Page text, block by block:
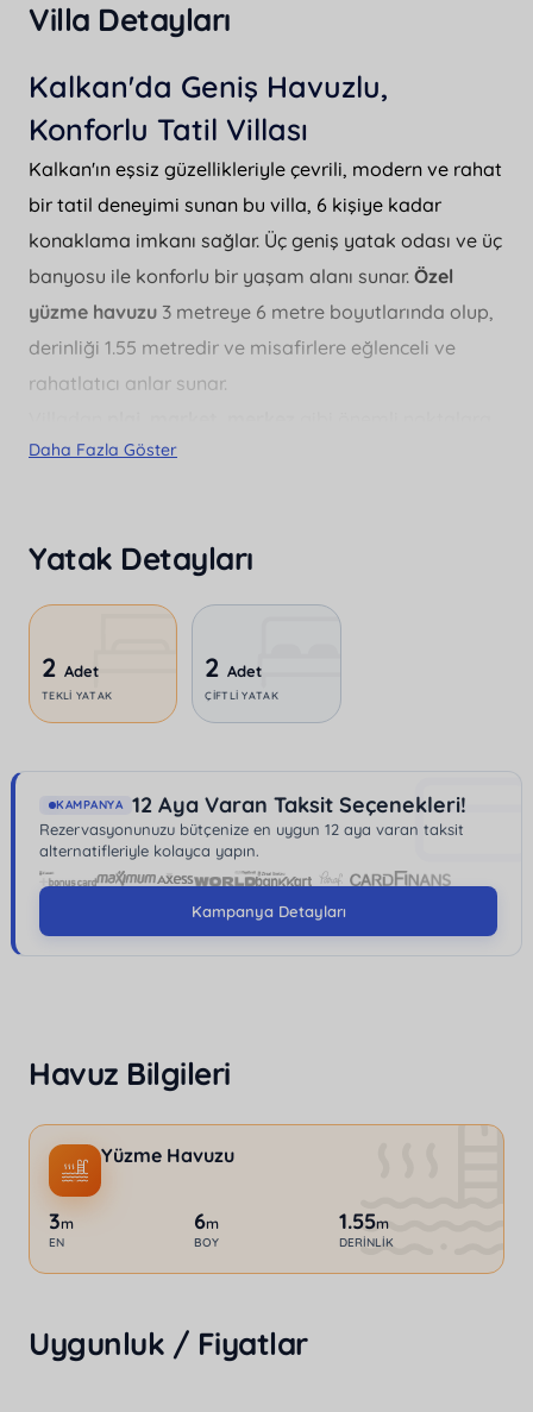
Villa Detayları
Kalkan'da Geniş Havuzlu,
Konforlu Tatil Villası
Kalkan'ın eşsiz güzellikleriyle çevrili, modern ve rahat
bir tatil deneyimi sunan bu villa, 6 kişiye kadar
konaklama imkanı sağlar. Üç geniş yatak odası ve üç
banyosu ile konforlu bir yaşam alanı sunar. Özel
yüzme havuzu 3 metreye 6 metre boyutlarında olup,
derinliği 1.55 metredir ve misafirlere eğlenceli ve
rahatlatıcı anlar sunar.
olan mesafeler yalnızca 2 kilometre olup,
mesafededir; bu da size kolay ulaşım imkanı sağlar.
bulunur.
Kalkan'da yer alan bu villa, hem aileler hem de
arkadaş grupları için ideal bir konaklama seçeneği
kendinizi evinizde hissedeceksiniz.
Daha Fazla Göster
Yatak Detayları
2 Adet
TEKLI YATAK
2Adet
ÇIFTLI YATAK
KAMPANYA 12 Aya Varan Taksit Seçenekleri!
Rezervasyonunuzu bütçenize en uygun 12 aya varan taksit
alternatifleriyle kolayca yapın.
Kampanya Detayları
Havuz Bilgileri
Yüzme Havuzu
3m
EN
6m
BOY
1.55m
DERINLIK
Uygunluk / Fiyatlar